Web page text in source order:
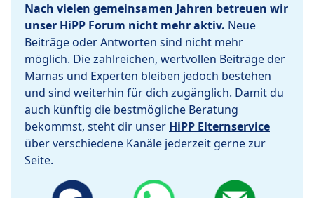
Nach vielen gemeinsamen Jahren betreuen wir
unser HiPP Forum nicht mehr aktiv. Neue
Beiträge oder Antworten sind nicht mehr
möglich. Die zahlreichen, wertvollen Beiträge der
Mamas und Experten bleiben jedoch bestehen
und sind weiterhin für dich zugänglich. Damit du
auch künftig die bestmögliche Beratung
bekommst, steht dir unser HiPP Elternservice
über verschiedene Kanäle jederzeit gerne zur
Seite.